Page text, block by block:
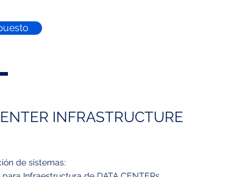
INFRASTRUCTURE
de sistemas: